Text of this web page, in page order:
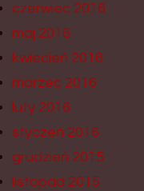
czerwiec 2016
maj 2016
kwiecień 2016
marzec 2016
luty 2016
styczeń 2016
grudzień 2015
listopad 2015